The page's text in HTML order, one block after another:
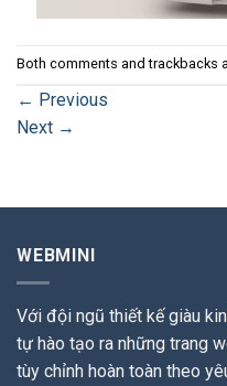
Both comments and trackbacks
← Previous
Next →
WEBMINI
Với đội ngũ thiết kế giàu
tự hào tạo ra những trang
tùy chỉnh hoàn toàn theo